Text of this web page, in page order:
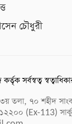
চৌধুরী
সর্বস্বত্ব
৩য় তলা, ৭০ শহীদ
(Ex-113)